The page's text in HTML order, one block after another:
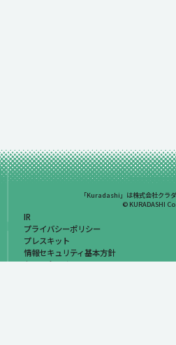
「Kuradashi」は株式会社クラダ
© KURADASHI
IR
プライバシーポリシー
プレスキット
情報セキュリティ基本方針
お問い合わせ